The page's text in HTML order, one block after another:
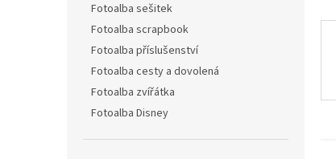
Fotoalba sešitek
Fotoalba scrapbook
Fotoalba příslušenství
Fotoalba cesty a dovolená
Fotoalba zvířátka
Fotoalba Disney